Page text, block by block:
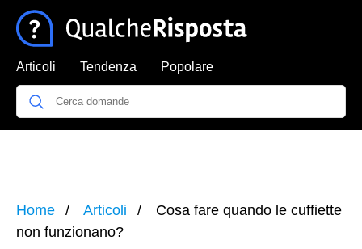
Articoli Tendenza Popolare
Home Articoli
Cosa fare quando le cuffiette
non funzionano?